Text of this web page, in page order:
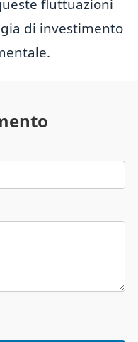
fluttuazioni
di investimento